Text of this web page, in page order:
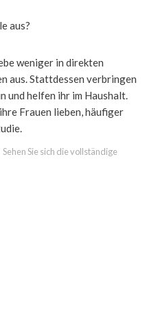
aus?
weniger in direkten
aus. Stattdessen verbringen
und helfen ihr im Haushalt.
Frauen lieben, häufiger
Sehen Sie sich die vollständige